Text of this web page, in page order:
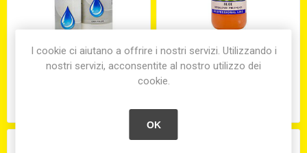
DETERGENTE
SANITIZZANTE MULTIUSO
DETERSIVO PER PAVIMENTI
LT.1 SKIZZO ALOE
I cookie ci aiutano a offrire i nostri servizi. Utilizzando i
nostri servizi, acconsentite al nostro utilizzo dei
cookie.
OK